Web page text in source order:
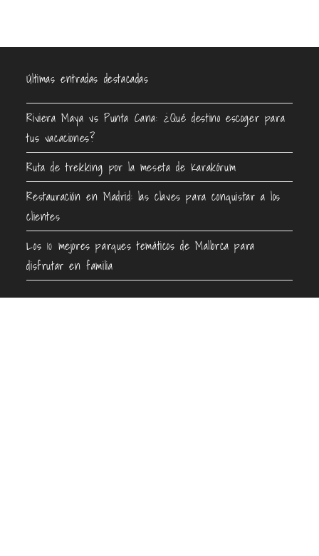
Últimas entradas destacadas
Riviera Maya vs Punta Cana: ¿Qué destino escoger para
tus vacaciones?
Ruta de trekking por la meseta de Karakórum
Restauración en Madrid: las claves para conquistar a los
clientes
Los 10 mejores parques temáticos de Mallorca para
disfrutar en familia